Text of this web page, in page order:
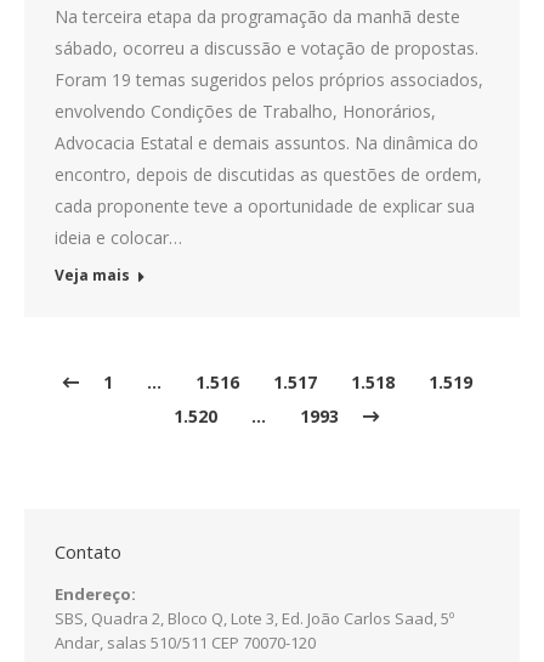
Na terceira etapa da programação da manhã deste
sábado, ocorreu a discussão e votação de propostas.
Foram 19 temas sugeridos pelos próprios associados,
envolvendo Condições de Trabalho, Honorários,
Advocacia Estatal e demais assuntos. Na dinâmica do
encontro, depois de discutidas as questões de ordem,
cada proponente teve a oportunidade de explicar sua
ideia e colocar…
Veja mais
1 … 1.516 1.517 1.518
1.519
1.520
… 1993
Contato
Endereço:
SBS, Quadra 2, Bloco Q, Lote 3, Ed. João Carlos Saad, 5º
Andar, salas 510/511 CEP 70070-120